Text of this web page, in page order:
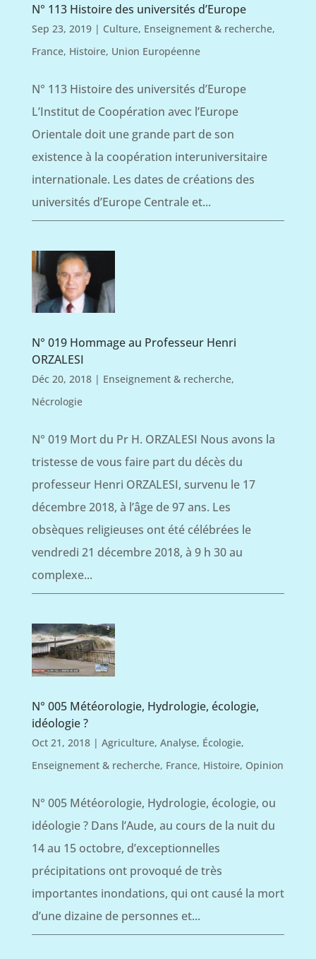
N° 113 Histoire des universités d’Europe
Sep 23, 2019| Culture, Enseignement & recherche,
France, Histoire, Union Européenne
N° 113 Histoire des universités d’Europe
L’Institut de Coopération avec l’Europe
Orientale doit une grande part de son
existence à la coopération interuniversitaire
internationale. Les dates de créations des
universités d’Europe Centrale et...
N° 019 Hommage au Professeur Henri
ORZALESI
Déc 20, 2018| Enseignement & recherche,
Nécrologie
N° 019 Mort du Pr H. ORZALESI Nous avons la
tristesse de vous faire part du décès du
professeur Henri ORZALESI, survenu le 17
décembre 2018, à l’âge de 97 ans. Les
obsèques religieuses ont été célébrées le
vendredi 21 décembre 2018, à 9 h 30 au
complexe...
N° 005 Météorologie, Hydrologie, écologie,
idéologie ?
Oct 21, 2018| Agriculture, Analyse, Écologie,
Enseignement & recherche, France, Histoire, Opinion
N° 005 Météorologie, Hydrologie, écologie, ou
idéologie ? Dans l’Aude, au cours de la nuit du
14 au 15 octobre, d’exceptionnelles
précipitations ont provoqué de très
importantes inondations, qui ont causé la mort
d’une dizaine de personnes et...